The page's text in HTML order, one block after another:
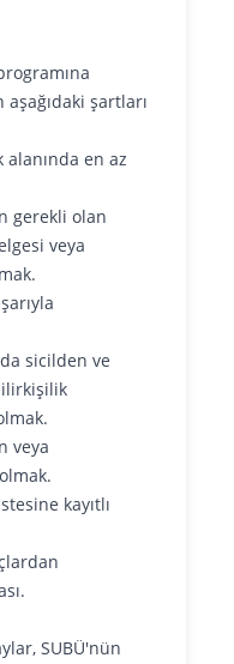
şartları
alanında en az
gerekli olan
veya
sicilden ve
veya
kayıtlı
SUBÜ'nün